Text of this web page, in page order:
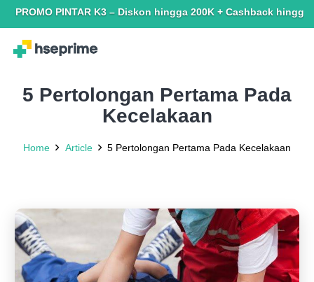
PINTAR K3 – Diskon hingga 200K + Cashback hingga 150K.
5 Pertolongan Pertama Pada
Kecelakaan
Home Article 5 Pertolongan Pertama Pada Kecelakaan